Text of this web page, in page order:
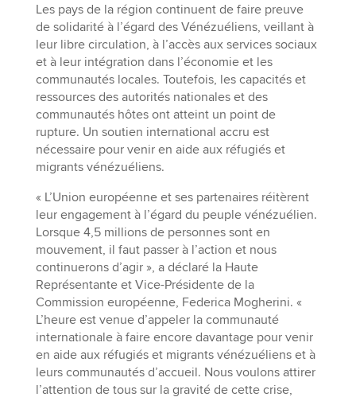
Les pays de la région continuent de faire preuve
de solidarité à l’égard des Vénézuéliens, veillant à
leur libre circulation, à l’accès aux services sociaux
et à leur intégration dans l’économie et les
communautés locales. Toutefois, les capacités et
ressources des autorités nationales et des
communautés hôtes ont atteint un point de
rupture. Un soutien international accru est
nécessaire pour venir en aide aux réfugiés et
migrants vénézuéliens.
« L’Union européenne et ses partenaires réitèrent
leur engagement à l’égard du peuple vénézuélien.
Lorsque 4,5 millions de personnes sont en
mouvement, il faut passer à l’action et nous
continuerons d’agir », a déclaré la Haute
Représentante et Vice-Présidente de la
Commission européenne, Federica Mogherini. «
L’heure est venue d’appeler la communauté
internationale à faire encore davantage pour venir
en aide aux réfugiés et migrants vénézuéliens et à
leurs communautés d’accueil. Nous voulons attirer
l’attention de tous sur la gravité de cette crise,